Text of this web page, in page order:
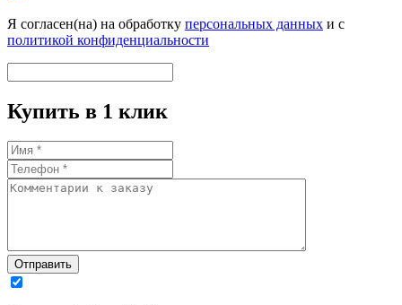
Я согласен(на) на обработку персональных данных и с
политикой конфиденциальности
Купить в 1 клик
Отправить